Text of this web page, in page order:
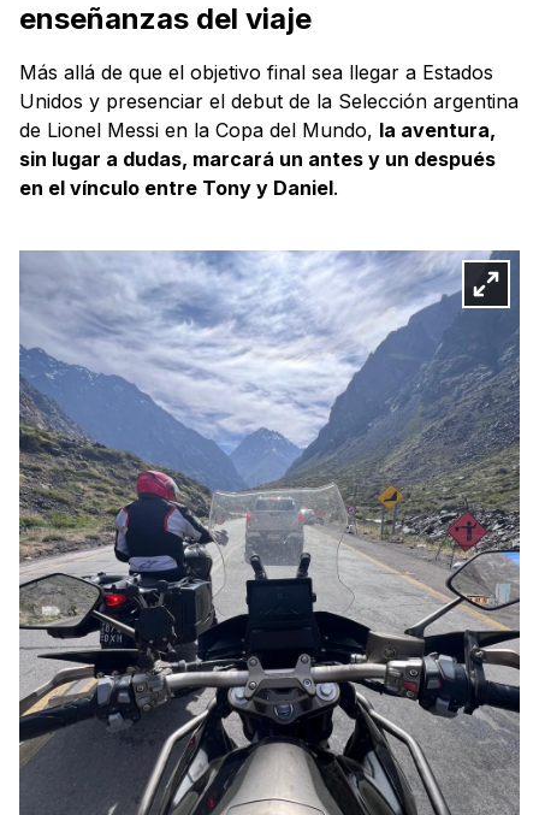
enseñanzas del viaje
Más allá de que el objetivo final sea llegar a Estados
Unidos y presenciar el debut de la Selección argentina
de Lionel Messi en la Copa del Mundo, la aventura,
sin lugar a dudas, marcará un antes y un después
en el vínculo entre Tony y Daniel.